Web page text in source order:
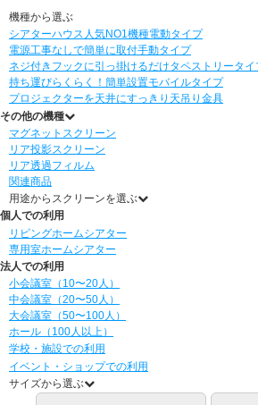
機種から選ぶ
シアターハウス人気NO1機種電動タイプ
電源工事なしで簡単に取付手動タイプ
ネジ付きフックに引っ掛けるだけタペストリータイ
持ち運びらくらく！簡単設置モバイルタイプ
プロジェクターを天井にすっきり 天吊り金具
その他の機種
マグネットスクリーン
リア投影スクリーン
リア透過フィルム
関連商品
用途からスクリーンを選ぶ
個人での利用
リビングホームシアター
専用室ホームシアター
法人での利用
小会議室（10〜20人）
中会議室（20〜50人）
大会議室（50〜100人）
ホール（100人以上）
学校・施設での利用
イベント・ショップでの利用
サイズから選ぶ